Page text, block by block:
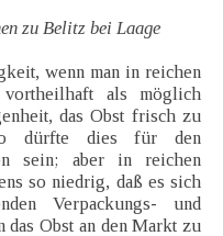
zu Belitz bei Laage
wenn man in reichen
vortheilhaft als möglich
das Obst frisch zu
dürfte dies für den
sein; aber in reichen
so niedrig, daß es sich
Verpackungs- und
das Obst an den Markt zu